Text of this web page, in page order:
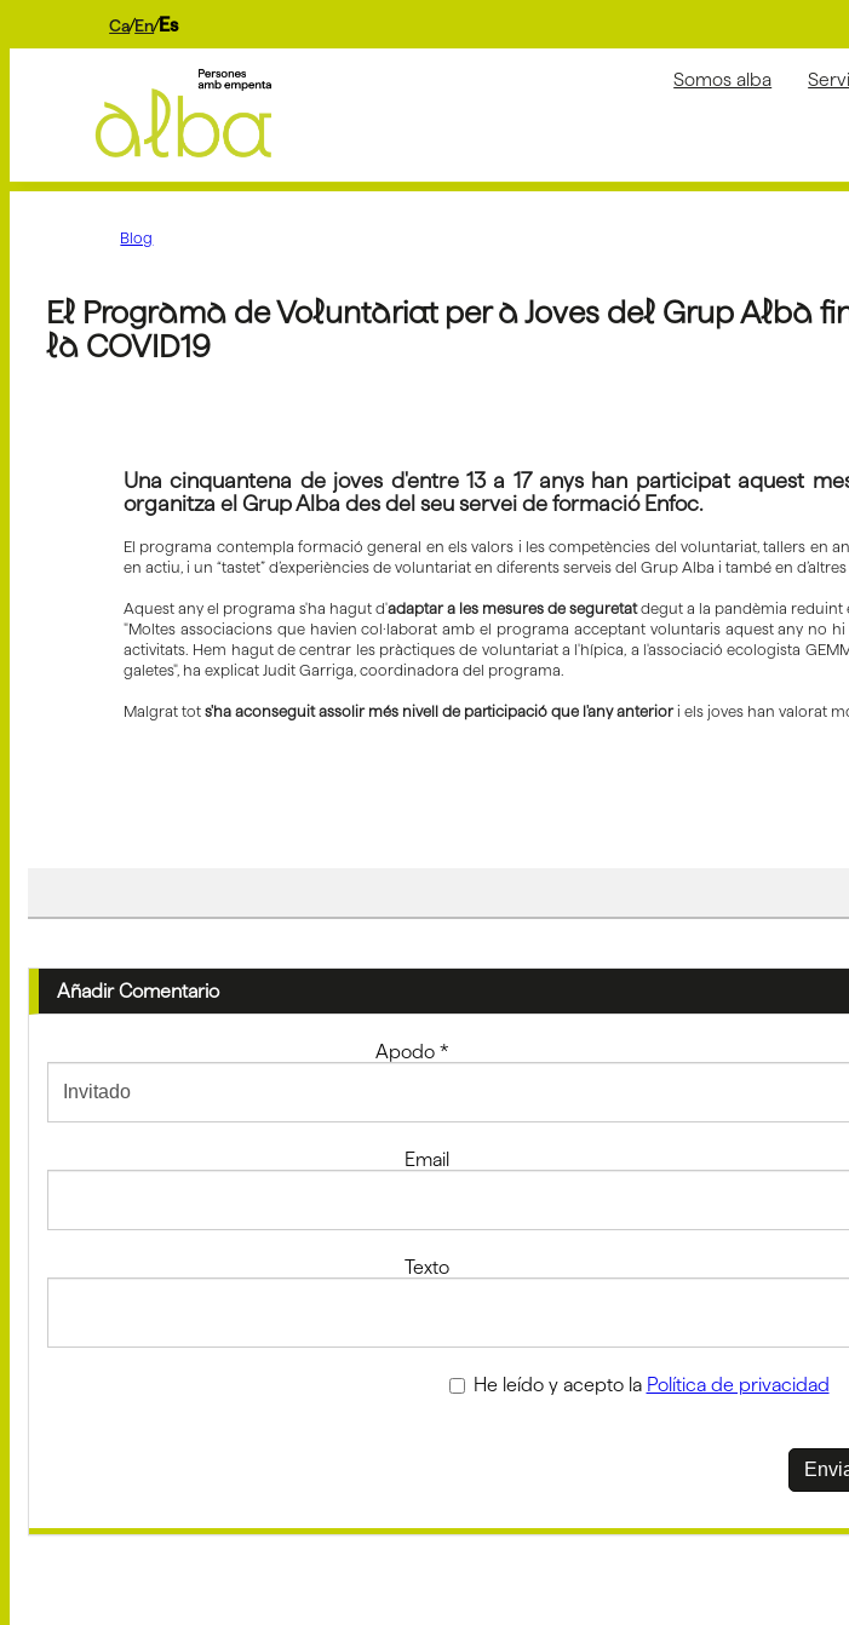
Ca En Es
Somos alba
Blog
El Programa de Voluntariat per a Joves del Grup
la COVID19
Una cinquantena de joves d'entre 13 a 17 anys han participat aquest
organitza el Grup Alba des del seu servei de formació Enfoc.
El programa contempla formació general en els valors i les competències del voluntariat, tallers en
en actiu, i un “tastet” d’experiències de voluntariat en diferents serveis del Grup Alba i també en
Aquest any el programa s'ha hagut d'adaptar a les mesures de seguretatdegut a la pandèmia reduint
"Moltes associacions que havien col·laborat amb el programa acceptant voluntaris aquest any no
activitats. Hem hagut de centrar les pràctiques de voluntariat a l'hípica, a l'associació ecologista
galetes", ha explicat Judit Garriga, coordinadora del programa.
Malgrat tot s'ha aconseguit assolir més nivell de participació que l'any anteriori els joves han valorat
Añadir Comentario
Apodo *
Email
Texto
He leído y acepto la Política de privacidad